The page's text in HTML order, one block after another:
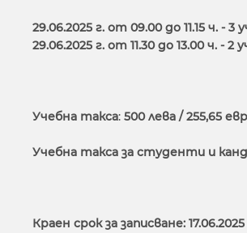
29.06.2025 г. от 09.00 до 11.15 ч. -
29.06.2025 г. от 11.30 до 13.00 ч. -
Учебна такса: 500 лева / 255,65
Учебна такса за студенти и
Краен срок за записване: 17.06.2025